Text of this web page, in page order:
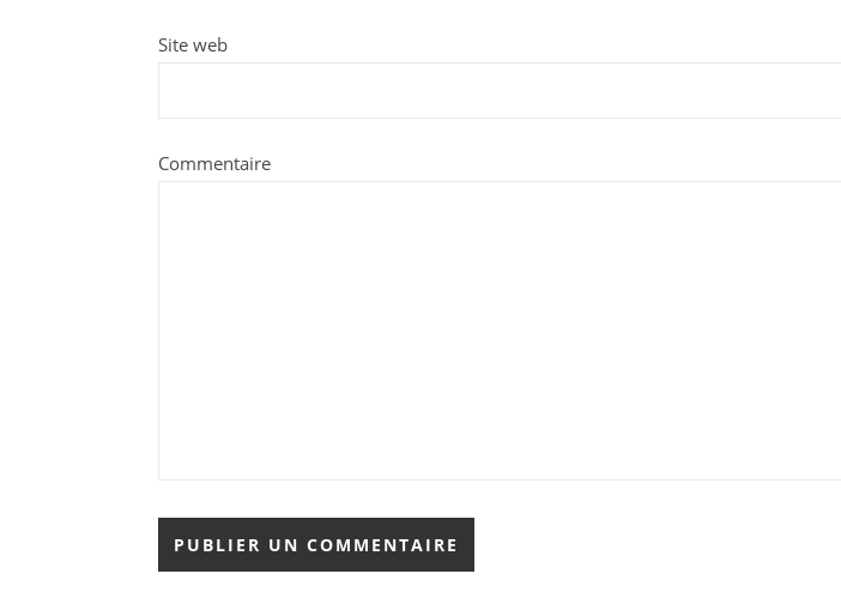
Site web
Commentaire